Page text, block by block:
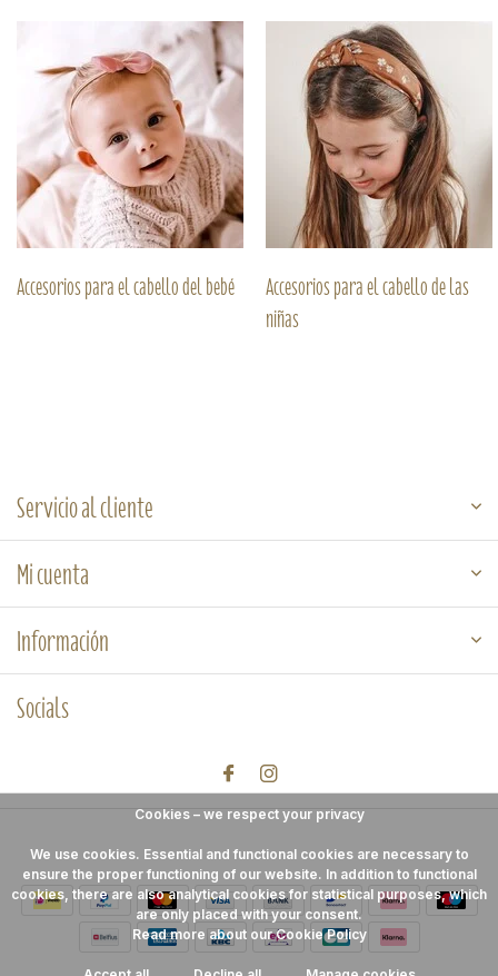
Accesorios para el cabello del bebé Accesorios para el cabello de las
niñas
Servicio al cliente
Mi cuenta
Información
Socials
Cookies – we respect your privacy
We use cookies. Essential and functional cookies are necessary to
ensure the proper functioning of our website. In addition to functional
cookies, there are also analytical cookies for statistical purposes, which
are only placed with your consent.
Read more about our Cookie Policy